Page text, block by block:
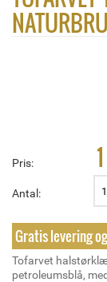
Pris:
Antal:
Gratis levering
Tofarvet
petroleumsblå,